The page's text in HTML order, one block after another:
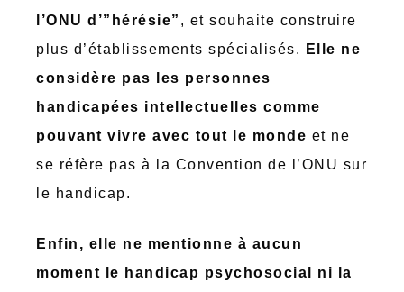
l’ONU d’”hérésie” , et souhaite construire
plus d’établissements spécialisés.
Elle ne
considère pas les personnes
handicapées intellectuelles comme
pouvant vivre avec tout le monde et ne
se réfère pas à la Convention de l’ONU sur
le handicap.
Enfin, elle ne mentionne à aucun
moment le handicap psychosocial ni la